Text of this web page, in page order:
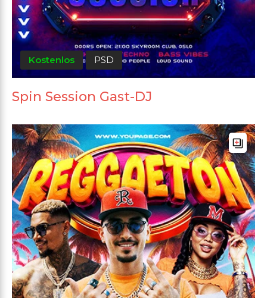
Kostenlos PSD
Spin Session Gast-DJ